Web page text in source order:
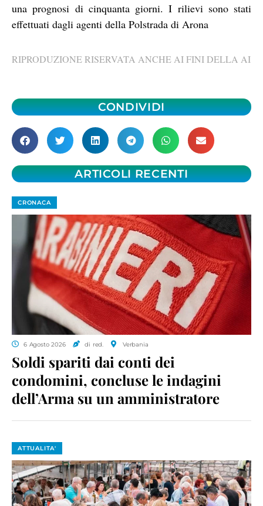
una prognosi di cinquanta giorni. I rilievi sono stati
effettuati dagli agenti della Polstrada di Arona
RIPRODUZIONE RISERVATA ANCHE AI FINI DELLA AI
CONDIVIDI
ARTICOLI RECENTI
CRONACA
6 Agosto 2026 di red. Verbania
Soldi spariti dai conti dei
condomini, concluse le indagini
dell’Arma su un amministratore
ATTUALITA'